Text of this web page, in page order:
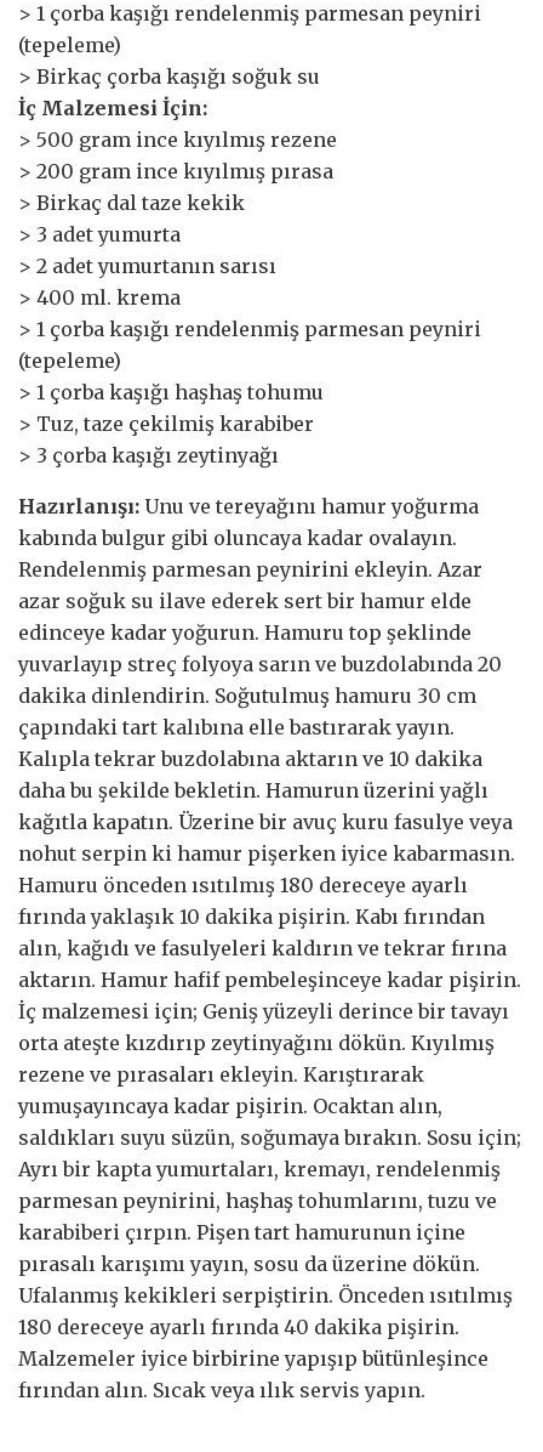
> 1 çorba kaşığı rendelenmiş parmesan peyniri
(tepeleme)
> Birkaç çorba kaşığı soğuk su
İç Malzemesi İçin:
> 500 gram ince kıyılmış rezene
> 200 gram ince kıyılmış pırasa
> Birkaç dal taze kekik
> 3 adet yumurta
> 2 adet yumurtanın sarısı
> 400 ml. krema
> 1 çorba kaşığı rendelenmiş parmesan peyniri
(tepeleme)
> 1 çorba kaşığı haşhaş tohumu
> Tuz, taze çekilmiş karabiber
> 3 çorba kaşığı zeytinyağı
Hazırlanışı: Unu ve tereyağını hamur yoğurma
kabında bulgur gibi oluncaya kadar ovalayın.
Rendelenmiş parmesan peynirini ekleyin. Azar
azar soğuk su ilave ederek sert bir hamur elde
edinceye kadar yoğurun. Hamuru top şeklinde
yuvarlayıp streç folyoya sarın ve buzdolabında 20
dakika dinlendirin. Soğutulmuş hamuru 30 cm
çapındaki tart kalıbına elle bastırarak yayın.
Kalıpla tekrar buzdolabına aktarın ve 10 dakika
daha bu şekilde bekletin. Hamurun üzerini yağlı
kağıtla kapatın. Üzerine bir avuç kuru fasulye veya
nohut serpin ki hamur pişerken iyice kabarmasın.
Hamuru önceden ısıtılmış 180 dereceye ayarlı
fırında yaklaşık 10 dakika pişirin. Kabı fırından
alın, kağıdı ve fasulyeleri kaldırın ve tekrar fırına
aktarın. Hamur hafif pembeleşinceye kadar pişirin.
İç malzemesi için; Geniş yüzeyli derince bir tavayı
orta ateşte kızdırıp zeytinyağını dökün. Kıyılmış
rezene ve pırasaları ekleyin. Karıştırarak
yumuşayıncaya kadar pişirin. Ocaktan alın,
saldıkları suyu süzün, soğumaya bırakın. Sosu için;
Ayrı bir kapta yumurtaları, kremayı, rendelenmiş
parmesan peynirini, haşhaş tohumlarını, tuzu ve
karabiberi çırpın. Pişen tart hamurunun içine
pırasalı karışımı yayın, sosu da üzerine dökün.
Ufalanmış kekikleri serpiştirin. Önceden ısıtılmış
180 dereceye ayarlı fırında 40 dakika pişirin.
Malzemeler iyice birbirine yapışıp bütünleşince
fırından alın. Sıcak veya ılık servis yapın.